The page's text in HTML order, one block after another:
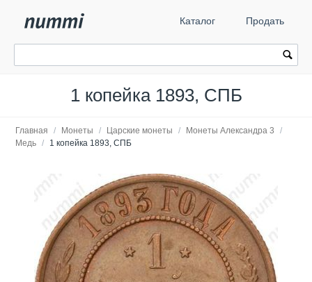
Каталог Продать
1 копейка 1893, СПБ
Главная / Монеты / Царские монеты / Монеты Александра 3
/
Медь / 1 копейка 1893, СПБ